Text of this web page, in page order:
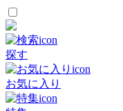
探す
お気に入り